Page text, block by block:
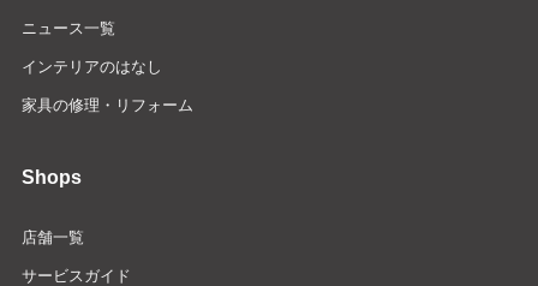
ニュース一覧
インテリアのはなし
家具の修理・リフォーム
Shops
店舗一覧
サービスガイド